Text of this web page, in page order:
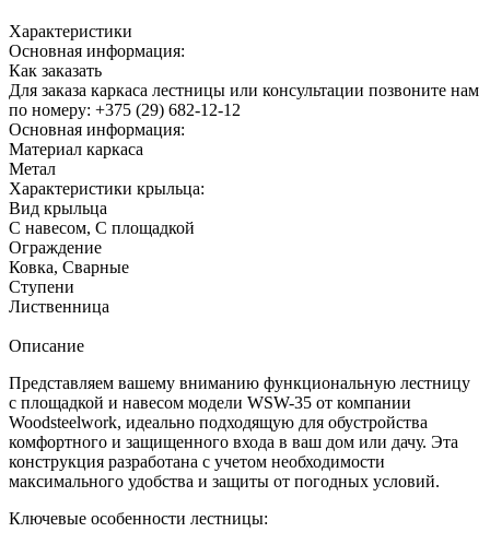
Характеристики
Основная информация:
Как заказать
Для заказа каркаса лестницы или консультации позвоните нам
по номеру: +375 (29) 682-12-12
Основная информация:
Материал каркаса
Метал
Характеристики крыльца:
Вид крыльца
С навесом, С площадкой
Ограждение
Ковка, Сварные
Ступени
Лиственница
Описание
Представляем вашему вниманию функциональную лестницу
с площадкой и навесом модели WSW-35 от компании
Woodsteelwork, идеально подходящую для обустройства
комфортного и защищенного входа в ваш дом или дачу. Эта
конструкция разработана с учетом необходимости
максимального удобства и защиты от погодных условий.
Ключевые особенности лестницы: